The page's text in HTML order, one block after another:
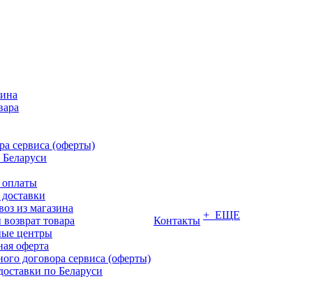
сервиса (оферты)
оплаты
из магазина
товара
центры
оферта
договора сервиса (оферты)
по Беларуси
Контакты + ЕЩЕ